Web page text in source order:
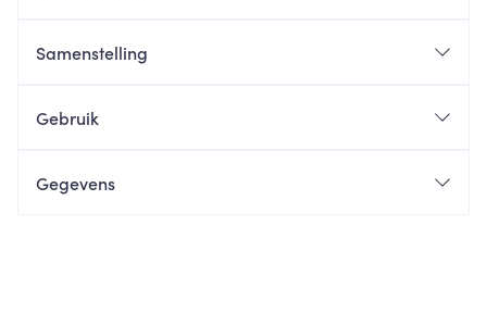
Samenstelling
Gebruik
Gegevens